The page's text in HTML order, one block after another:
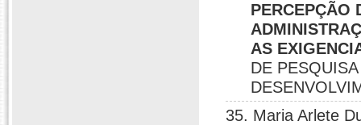
PERCEPÇÃO
AS
DE
35. Maria Arlete